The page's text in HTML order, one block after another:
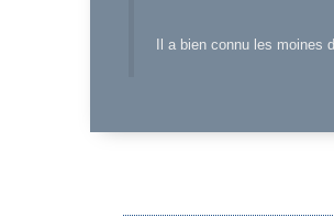
Il a bien connu les moines